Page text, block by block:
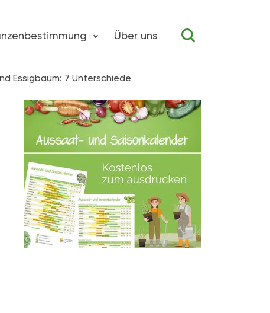
Über uns
Essigbaum: 7 Unterschiede